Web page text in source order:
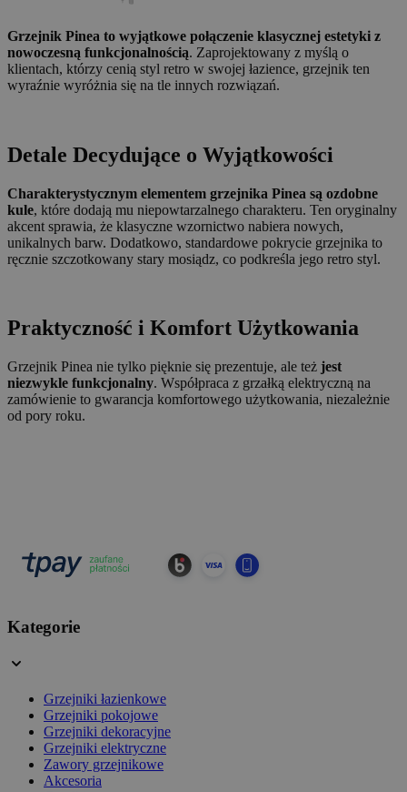
Grzejnik Pinea to wyjątkowe połączenie klasycznej estetyki z
nowoczesną funkcjonalnością. Zaprojektowany z myślą o
klientach, którzy cenią styl retro w swojej łazience, grzejnik ten
wyraźnie wyróżnia się na tle innych rozwiązań.
Detale Decydujące o Wyjątkowości
Charakterystycznym elementem grzejnika Pinea są ozdobne
kule, które dodają mu niepowtarzalnego charakteru. Ten oryginalny
akcent sprawia, że klasyczne wzornictwo nabiera nowych,
unikalnych barw. Dodatkowo, standardowe pokrycie grzejnika to
ręcznie szczotkowany stary mosiądz, co podkreśla jego retro styl.
Praktyczność i Komfort Użytkowania
Grzejnik Pinea nie tylko pięknie się prezentuje, ale też jest
niezwykle funkcjonalny. Współpraca z grzałką elektryczną na
zamówienie to gwarancja komfortowego użytkowania, niezależnie
od pory roku.
Kategorie
Grzejniki łazienkowe
Grzejniki pokojowe
Grzejniki dekoracyjne
Grzejniki elektryczne
Zawory grzejnikowe
Akcesoria